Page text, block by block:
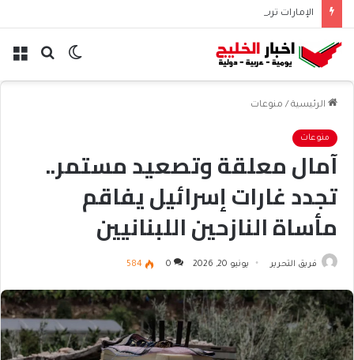
الإمارات ترسل 5 قوافل بـ663 طناً من المساعدات إلى غزة
بحث الوضع
الرئيسية / منوعات
منوعات
آمال معلقة وتصعيد مستمر..
تجدد غارات إسرائيل يفاقم
مأساة النازحين اللبنانيين
فريق التحرير يونيو 20, 2026 0
584